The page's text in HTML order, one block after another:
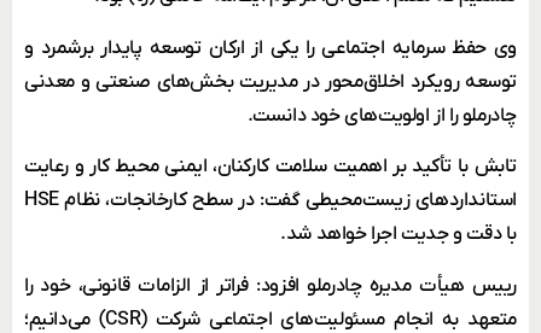
وی حفظ سرمایه اجتماعی را یکی از ارکان توسعه پایدار برشمرد و
توسعه رویکرد اخلاق‌محور در مدیریت بخش‌های صنعتی و معدنی
چادرملو را از اولویت‌های خود دانست.
تابش با تأکید بر اهمیت سلامت کارکنان، ایمنی محیط کار و رعایت
استانداردهای زیست‌محیطی گفت: در سطح کارخانجات، نظام HSE
با دقت و جدیت اجرا خواهد شد.
رییس هیأت مدیره چادرملو افزود: فراتر از الزامات قانونی، خود را
متعهد به انجام مسئولیت‌های اجتماعی شرکت (CSR) می‌دانیم؛